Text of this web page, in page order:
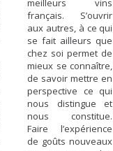
meilleurs vins
français. S’ouvrir
aux autres, à ce qui
se fait ailleurs que
chez soi permet de
mieux se connaître,
de savoir mettre en
perspective ce qui
nous distingue et
nous constitue.
Faire l’expérience
de goûts nouveaux